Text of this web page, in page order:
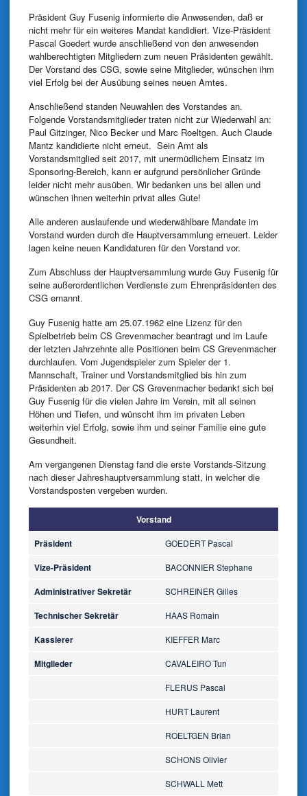
Präsident Guy Fusenig informierte die Anwesenden, daß er
nicht mehr für ein weiteres Mandat kandidiert. Vize-Präsident
Pascal Goedert wurde anschließend von den anwesenden
wahlberechtigten Mitgliedern zum neuen Präsidenten gewählt.
Der Vorstand des CSG, sowie seine Mitglieder, wünschen ihm
viel Erfolg bei der Ausübung seines neuen Amtes.
Anschließend standen Neuwahlen des Vorstandes an.
Folgende Vorstandsmitglieder traten nicht zur Wiederwahl an:
Paul Gitzinger, Nico Becker und Marc Roeltgen. Auch Claude
Mantz kandidierte nicht erneut. Sein Amt als
Vorstandsmitglied seit 2017, mit unermüdlichem Einsatz im
Sponsoring-Bereich, kann er aufgrund persönlicher Gründe
leider nicht mehr ausüben. Wir bedanken uns bei allen und
wünschen ihnen weiterhin privat alles Gute!
Alle anderen auslaufende und wiederwählbare Mandate im
Vorstand wurden durch die Hauptversammlung erneuert. Leider
lagen keine neuen Kandidaturen für den Vorstand vor.
Zum Abschluss der Hauptversammlung wurde Guy Fusenig für
seine außerordentlichen Verdienste zum Ehrenpräsidenten des
CSG ernannt.
Guy Fusenig hatte am 25.07.1962 eine Lizenz für den
Spielbetrieb beim CS Grevenmacher beantragt und im Laufe
der letzten Jahrzehnte alle Positionen beim CS Grevenmacher
durchlaufen. Vom Jugendspieler zum Spieler der 1.
Mannschaft, Trainer und Vorstandsmitglied bis hin zum
Präsidenten ab 2017. Der CS Grevenmacher bedankt sich bei
Guy Fusenig für die vielen Jahre im Verein, mit all seinen
Höhen und Tiefen, und wünscht ihm im privaten Leben
weiterhin viel Erfolg, sowie ihm und seiner Familie eine gute
Gesundheit.
Am vergangenen Dienstag fand die erste Vorstands-Sitzung
nach dieser Jahreshauptversammlung statt, in welcher die
Vorstandsposten vergeben wurden.
Vorstand
Präsident
GOEDERT Pascal
Vize-Präsident BACONNIER Stephane
Administrativer Sekretär SCHREINER Gilles
Technischer Sekretär HAAS Romain
Kassierer KIEFFER Marc
Mitglieder CAVALEIRO Tun
FLERUS Pascal
HURT Laurent
ROELTGEN Brian
SCHONS Olivier
SCHWALL Mett